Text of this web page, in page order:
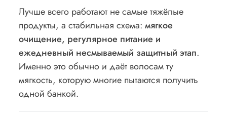
Лучше всего работают не самые тяжёлые
продукты, а стабильная схема:мягкое
очищение, регулярное питание и
ежедневный несмываемый защитный этап.
Именно это обычно и даёт волосам ту
мягкость, которую многие пытаются получить
одной банкой.